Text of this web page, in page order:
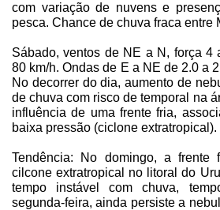
com variação de nuvens e
pesca. Chance de chuva fraca entre
Sábado, ventos de NE a N, força 4
80 km/h. Ondas de E a NE de 2.0 a
No decorrer do dia, aumento de
de chuva com risco de temporal na
influência de uma frente fria,
baixa pressão (ciclone extratropical).
Tendência: No domingo, a frente
cilcone extratropical no litoral do
tempo instável com chuva,
segunda-feira, ainda persiste a